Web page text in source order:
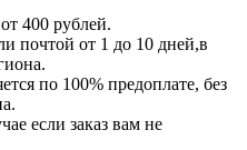
400 рублей.
почтой от 1 до 10 дней,в
по 100% предоплате, без
если заказ вам не